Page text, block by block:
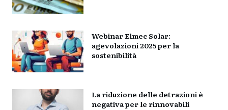
Webinar Elmec Solar:
agevolazioni 2025 per la
sostenibilità
La riduzione delle detrazioni è
negativa per le rinnovabili